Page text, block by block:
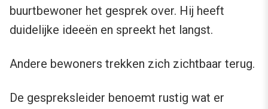
buurtbewoner het gesprek over. Hij heeft
duidelijke ideeën en spreekt het langst.
Andere bewoners trekken zich zichtbaar terug.
De gespreksleider benoemt rustig wat er